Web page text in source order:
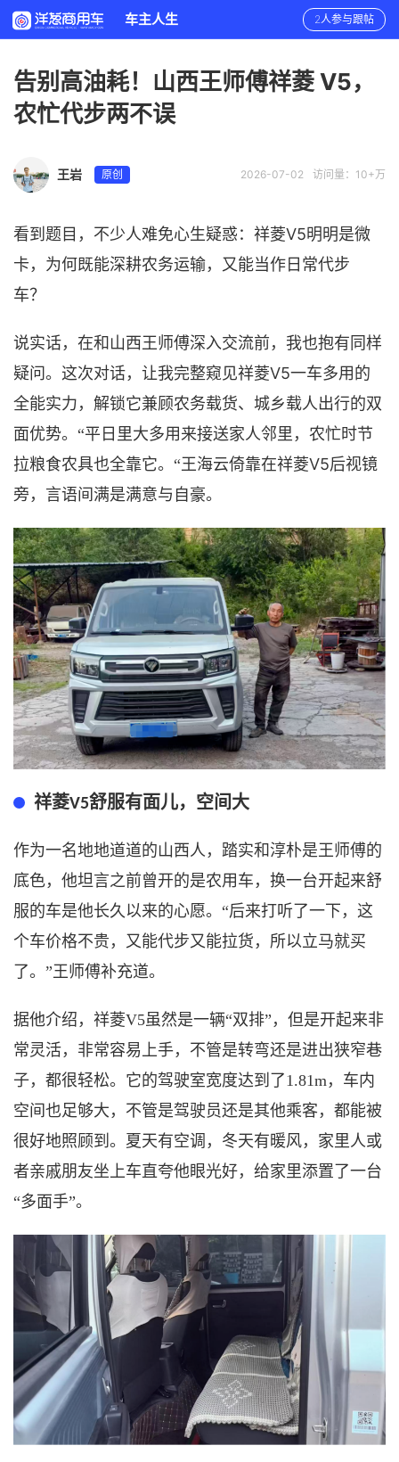
车主人生 2人参与跟帖
告别高油耗！山西王师傅祥菱 V5，
农忙代步两不误
访问量：10+万
2026-07-02
王岩 原创
看到题目，不少人难免心生疑惑：祥菱V5明明是微
卡，为何既能深耕农务运输，又能当作日常代步
车？
说实话，在和山西王师傅深入交流前，我也抱有同样
疑问。这次对话，让我完整窥见祥菱V5一车多用的
全能实力，解锁它兼顾农务载货、城乡载人出行的双
面优势。 “平日里大多用来接送家人邻里，农忙时节
拉粮食农具也全靠它。 “王海云倚靠在祥菱V5后视镜
旁，言语间满是满意与自豪。
祥菱V5舒服有面儿，空间大
作为一名地地道道的山西人，踏实和淳朴是王师傅的
底色，他坦言之前曾开的是农用车，换一台开起来舒
服的车是他长久以来的心愿。 “后来打听了一下，这
个车价格不贵，又能代步又能拉货，所以立马就买
了。”王师傅补充道。
据他介绍，祥菱V5虽然是一辆“双排”，但是开起来非
常灵活，非常容易上手，不管是转弯还是进出狭窄巷
子，都很轻松。它的驾驶室宽度达到了1.81m，车内
空间也足够大，不管是驾驶员还是其他乘客，都能被
很好地照顾到。夏天有空调，冬天有暖风，家里人或
者亲戚朋友坐上车直夸他眼光好，给家里添置了一台
“多面手”。